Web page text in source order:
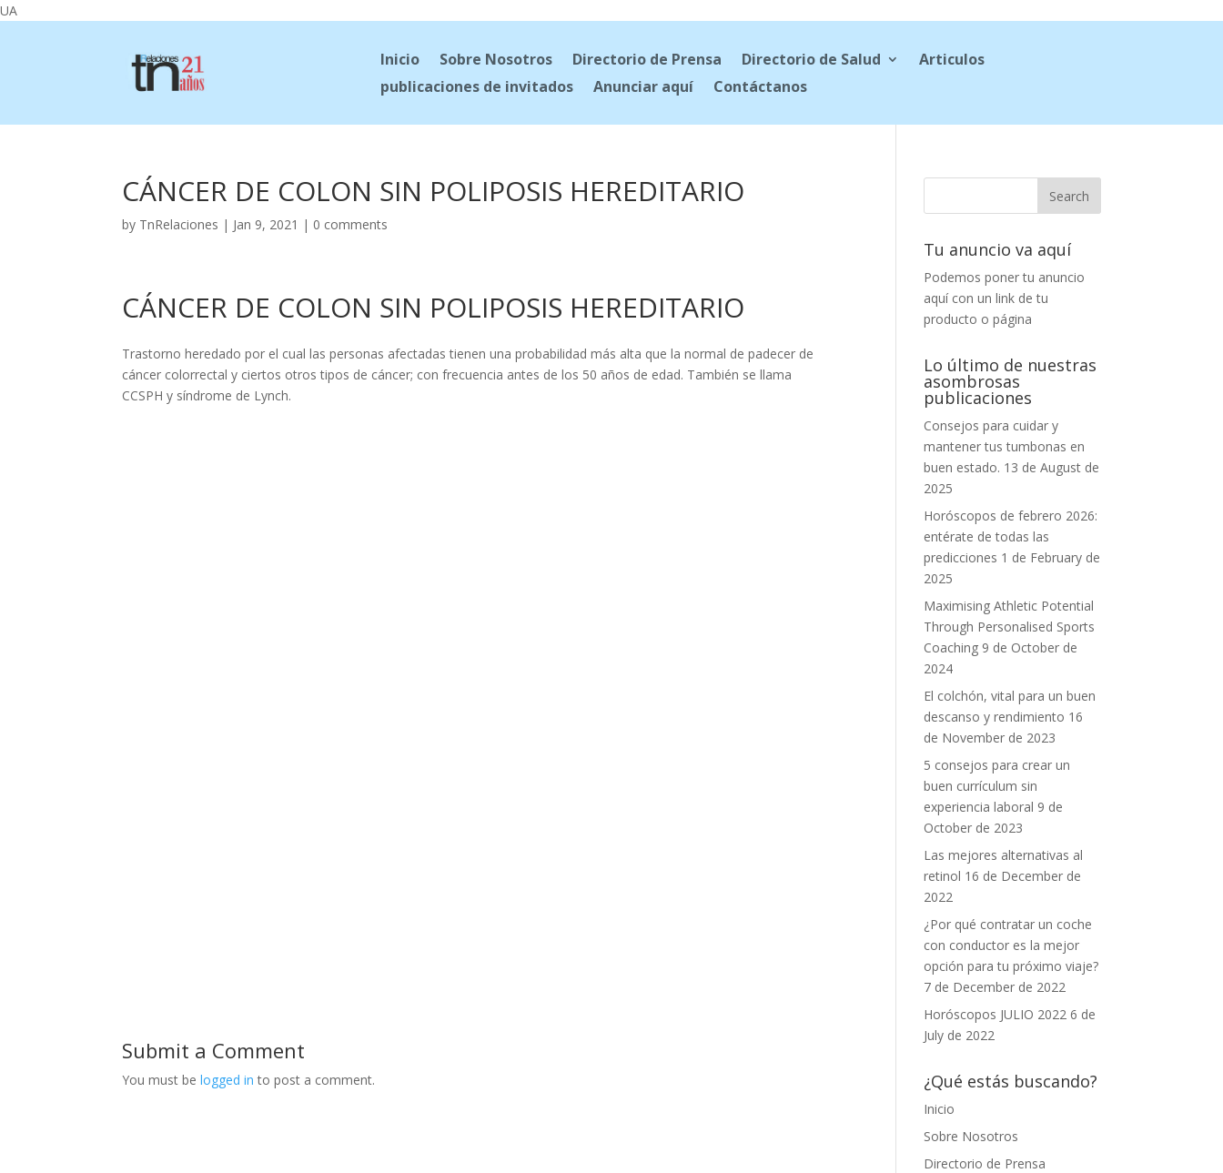
UA
Inicio Sobre Nosotros Directorio de Prensa Directorio de Salud
Articulos
publicaciones de invitados
Anunciar aquí Contáctanos
CÁNCER DE COLON SIN POLIPOSIS HEREDITARIO
by TnRelaciones | Jan 9, 2021 | 0 comments
CÁNCER DE COLON SIN POLIPOSIS HEREDITARIO
Trastorno heredado por el cual las personas afectadas tienen una probabilidad más alta que la normal de padecer de
cáncer colorrectal y ciertos otros tipos de cáncer; con frecuencia antes de los 50 años de edad. También se llama
CCSPH y síndrome de Lynch.
Submit a Comment
You must belogged in to post a comment.
Tu anuncio va aquí
Podemos poner tu anuncio
aquí con un link de tu
producto o página
Lo último de nuestras
asombrosas
publicaciones
Consejos para cuidar y
mantener tus tumbonas en
buen estado. 13 de August de
2025
Horóscopos de febrero 2026:
entérate de todas las
predicciones 1 de February de
2025
Maximising Athletic Potential
Through Personalised Sports
Coaching 9 de October de
2024
El colchón, vital para un buen
descanso y rendimiento 16
de November de 2023
5 consejos para crear un
buen currículum sin
experiencia laboral 9 de
October de 2023
Las mejores alternativas al
retinol 16 de December de
2022
¿Por qué contratar un coche
con conductor es la mejor
opción para tu próximo viaje?
7 de December de 2022
Horóscopos JULIO 2022 6 de
July de 2022
¿Qué estás buscando?
Inicio
Sobre Nosotros
Directorio de Prensa